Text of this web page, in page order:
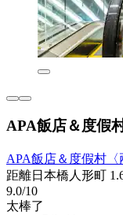
APA飯店＆度假
APA飯店＆度假村〈
距離日本橋人形町
9.0/10
太棒了